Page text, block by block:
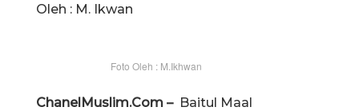
Oleh : M. Ikwan
Foto Oleh : M.Ikhwan
ChanelMuslim.Com – Baitul Maal